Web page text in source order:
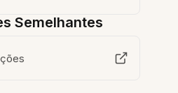
Semelhantes